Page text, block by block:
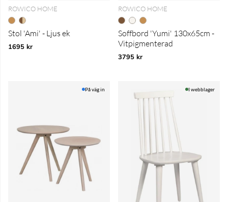
ROWICO HOME
Stol 'Ami' - Ljus ek
1695 kr
ROWICO HOME
Soffbord 'Yumi' 130x65cm -
Vitpigmenterad
3795 kr
På väg in I webblager